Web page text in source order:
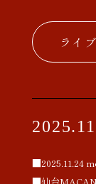
ライ
■2025.11.24